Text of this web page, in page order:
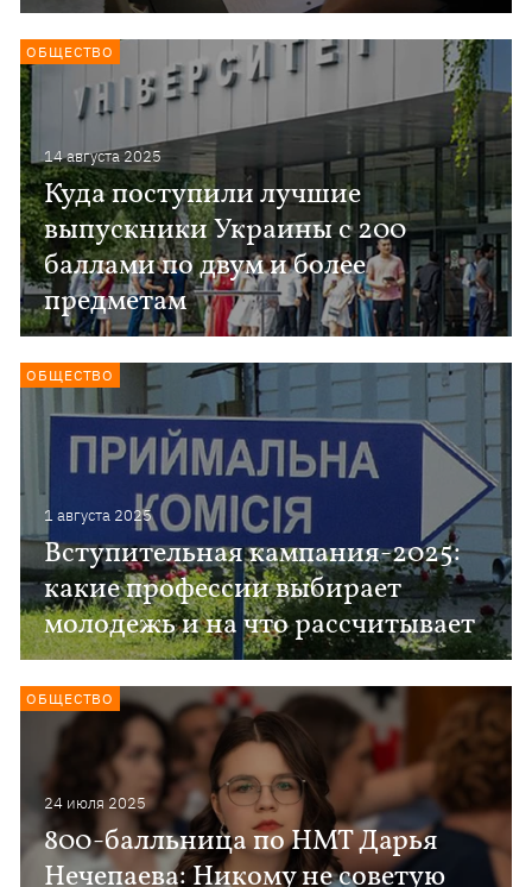
14 августа 2025
Куда поступили лучшие
выпускники Украины с 200
баллами по двум и более
предметам
ОБЩЕСТВО
1 августа 2025
Вступительная кампания-2025:
какие профессии выбирает
молодежь и на что рассчитывает
ОБЩЕСТВО
24 июля 2025
800-балльница по НМТ Дарья
Нечепаева: Никому не советую
ОБЩЕСТВО